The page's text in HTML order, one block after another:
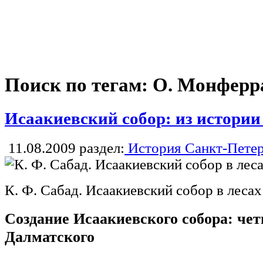
Поиск по тегам: О.
Исаакиевский собор: из истории
11.08.2009 раздел: История Санкт-
К. Ф. Сабад. Исаакиевский собор в лесах
Создание Исаакиевского собора:
Далматского